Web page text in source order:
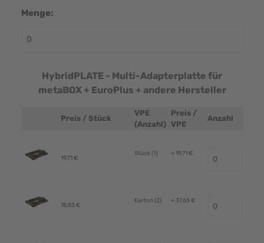
Menge:
HybridPLATE - Multi-Adapterplatte für
metaBOX + EuroPlus + andere Hersteller
Produktbild
Preis / Stück
VPE
(Anzahl)
Preis /
VPE
Anzahl
19,71 €
Stück (1) + 19,71 €
18,83 €
Karton (2) + 37,65 €